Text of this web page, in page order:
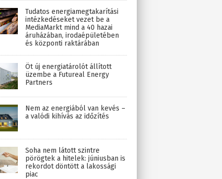
Tudatos energiamegtakarítási
intézkedéseket vezet be a
MediaMarkt mind a 40 hazai
áruházában, irodaépületében
és központi raktárában
Öt új energiatárolót állított
üzembe a Futureal Energy
Partners
Nem az energiából van kevés –
a valódi kihívás az időzítés
Soha nem látott szintre
pörögtek a hitelek: júniusban is
rekordot döntött a lakossági
piac